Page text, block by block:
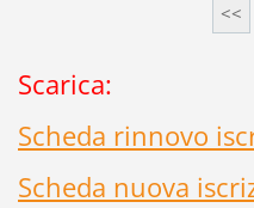
<<
Scarica:
Scheda rinnovo
Scheda nuova